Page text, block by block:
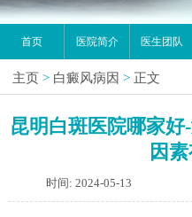
首页 医院简介 医生团队
主页 > 白癜风病因 > 正文
昆明白斑医院哪家
因
时间: 2024-05-13